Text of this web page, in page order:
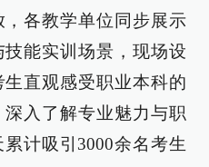
各教学单位同步展示
能实训场景，现场设
直观感受职业本科的
入了解专业魅力与职
计吸引3000余名考生